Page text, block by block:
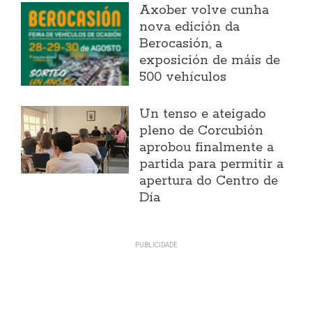
Axober volve cunha
nova edición da
Berocasión, a
exposición de máis de
500 vehículos
Un tenso e ateigado
pleno de Corcubión
aprobou finalmente a
partida para permitir a
apertura do Centro de
Día